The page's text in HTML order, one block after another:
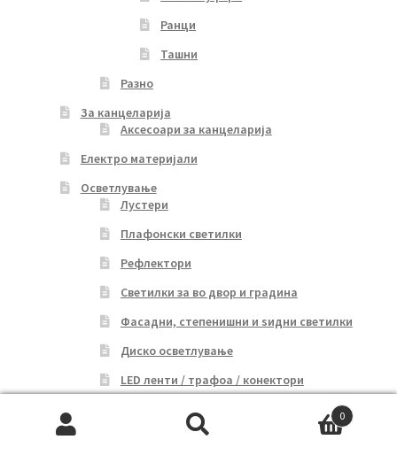
Ранци
Ташни
Разно
За канцеларија
Аксесоари за канцеларија
Електро материјали
Осветлување
Лустери
Плафонски светилки
Рефлектори
Светилки за во двор и градина
Фасадни, степенишни и ѕидни светилки
Диско осветлување
LED ленти / трафоа / конектори
Цевки и арматури
Линиско осветлување и спот рефлектори
0